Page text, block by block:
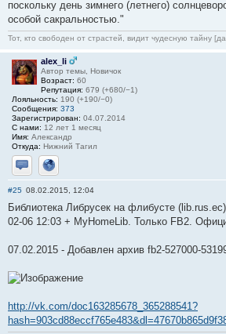
поскольку день зимнего (летнего)
особой сакральностью."
Тот, кто свободен от страстей, видит чудесную тайну
alex_li
Автор темы, Новичок
Возраст: 60
Репутация: 679 (+680/−1)
Лояльность: 190 (+190/−0)
Сообщения: 373
Зарегистрирован: 04.07.2014
С нами: 12 лет 1 месяц
Имя: Александр
Откуда: Нижний Тагил
Отправить личное сообщение
Сайт
#25 08.02.2015, 12:04
Библиотека Либрусек на флибусте
02-06 12:03 + MyHomeLib. Только FB2.
07.02.2015 - Добавлен архив fb2-527000-
http://vk.com/doc163285678_365288541?